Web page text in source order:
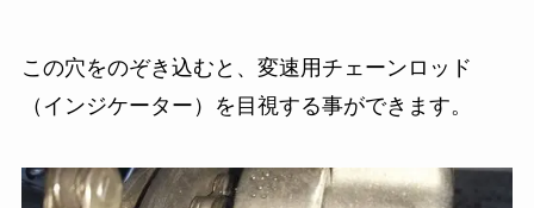
この穴をのぞき込むと、変速用チェーンロッド
（インジケーター）を目視する事ができます。